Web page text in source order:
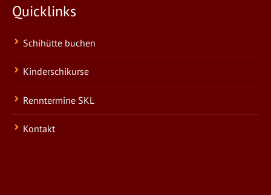
Quicklinks
Schihütte buchen
Kinderschikurse
Renntermine SKL
Kontakt